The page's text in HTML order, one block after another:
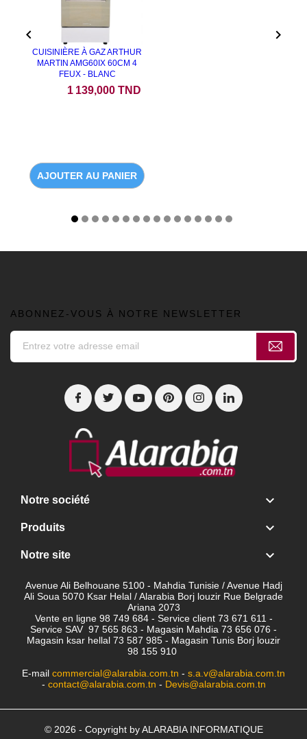
CUISINIÈRE À GAZ ARTHUR
MARTIN AMG60IX 60CM 4
FEUX - BLANC
1 139,000 TND
AJOUTER AU PANIER
 
ABONNEZ-VOUS À NOTRE NEWSLETTER
Notre société 
Produits 
Notre site 
Avenue Ali Belhouane 5100 - Mahdia Tunisie / Avenue Hadj
Ali Soua 5070 Ksar Helal / Alarabia Borj louzir Rue Belgrade
Ariana 2073
Vente en ligne 98 749 684 - Service client 73 671 611 -
Service SAV 97 565 863 - Magasin Mahdia 73 656 076 -
Magasin ksar hellal 73 587 985 - Magasin Tunis Borj louzir
98 155 910
E-mail commercial@alarabia.com.tn - s.a.v@alarabia.com.tn
- contact@alarabia.com.tn - Devis@alarabia.com.tn
© 2026 - Copyright by ALARABIA INFORMATIQUE